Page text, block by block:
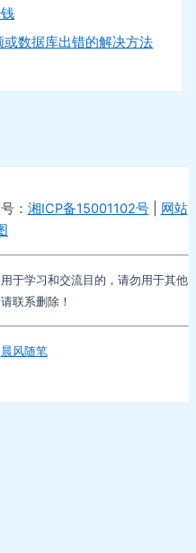
数据库出错的解决方法
： 湘ICP备15001102号| 网站
于学习和交流目的，请勿用于其他
联系删除！
晨风随笔